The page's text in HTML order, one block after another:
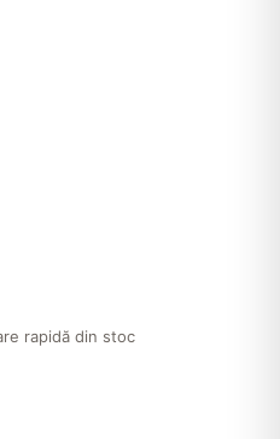
rapidă din stoc